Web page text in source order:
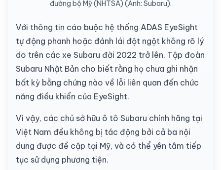
đường bộ Mỹ (NHTSA) (Ảnh: Subaru).
Với thông tin cáo buộc hệ thống ADAS EyeSight
tự động phanh hoặc đánh lái đột ngột không rõ lý
do trên các xe Subaru đời 2022 trở lên, Tập đoàn
Subaru Nhật Bản cho biết rằng họ chưa ghi nhận
bất kỳ bằng chứng nào về lỗi liên quan đến chức
năng điều khiển của EyeSight.
Vì vậy, các chủ sở hữu ô tô Subaru chính hãng tại
Việt Nam đều không bị tác động bởi cả ba nội
dung được đề cập tại Mỹ, và có thể yên tâm tiếp
tục sử dụng phương tiện.